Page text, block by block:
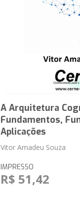
A Arquitetura
Fundamentos,
Aplicações
Vitor Amadeu Souza
IMPRESSO
R$ 51,42